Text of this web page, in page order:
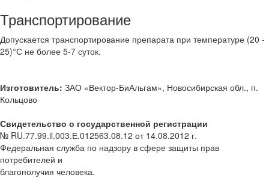
Транспортирование
Допускается транспортирование препарата при температуре (20 -
25)°С не более 5-7 суток.
Изготовитель: ЗАО «Вектор-БиАльгам», Новосибирская обл., п.
Кольцово
Свидетельство о государственной регистрации
№ RU.77.99.il.003.Е.012563.08.12 от 14.08.2012 г.
Федеральная служба по надзору в сфере защиты прав
потребителей и
благополучия человека.